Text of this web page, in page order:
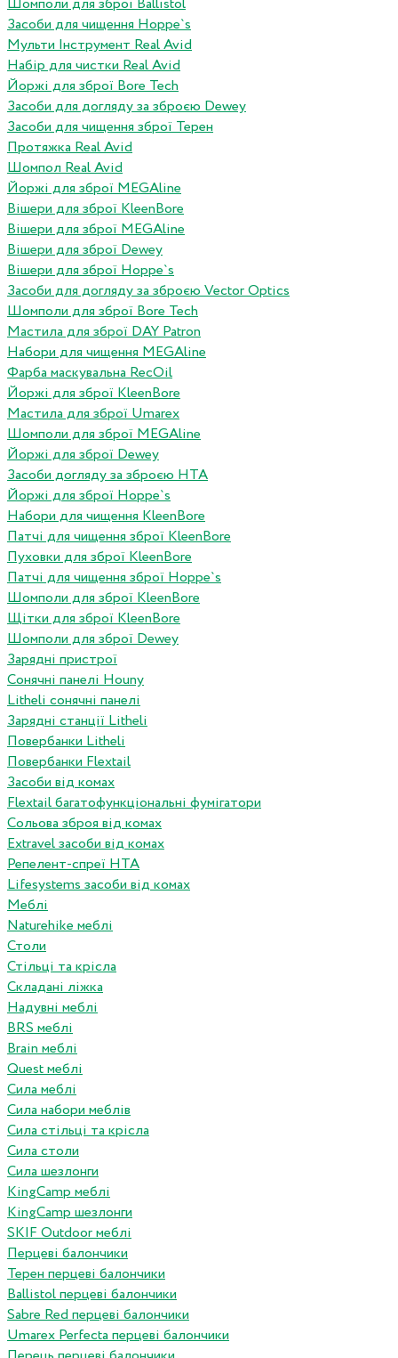
Шомполи для зброї Ballistol
Засоби для чищення Hoppe`s
Мульти Інструмент Real Avid
Набір для чистки Real Avid
Йоржі для зброї Bore Tech
Засоби для догляду за зброєю Dewey
Засоби для чищення зброї Терен
Протяжка Real Avid
Шомпол Real Avid
Йоржі для зброї MEGAline
Вішери для зброї KleenBore
Вішери для зброї MEGAline
Вішери для зброї Dewey
Вішери для зброї Hoppe`s
Засоби для догляду за зброєю Vector Optics
Шомполи для зброї Bore Tech
Мастила для зброї DAY Patron
Набори для чищення MEGAline
Фарба маскувальна RecOil
Йоржі для зброї KleenBore
Мастила для зброї Umarex
Шомполи для зброї MEGAline
Йоржі для зброї Dewey
Засоби догляду за зброєю HTA
Йоржі для зброї Hoppe`s
Набори для чищення KleenBore
Патчі для чищення зброї KleenBore
Пуховки для зброї KleenBore
Патчі для чищення зброї Hoppe`s
Шомполи для зброї KleenBore
Щітки для зброї KleenBore
Шомполи для зброї Dewey
Зарядні пристрої
Сонячні панелі Houny
Litheli сонячні панелі
Зарядні станції Litheli
Повербанки Litheli
Повербанки Flextail
Засоби від комах
Flextail багатофункціональні фумігатори
Сольова зброя від комах
Extravel засоби від комах
Репелент-спреї HTA
Lifesystems засоби від комах
Меблі
Naturehike меблі
Столи
Стільці та крісла
Складані ліжка
Надувні меблі
BRS меблі
Brain меблі
Quest меблі
Сила меблі
Сила набори меблів
Сила стільці та крісла
Сила столи
Сила шезлонги
KingCamp меблі
KingCamp шезлонги
SKIF Outdoor меблі
Перцеві балончики
Терен перцеві балончики
Ballistol перцеві балончики
Sabre Red перцеві балончики
Umarex Perfecta перцеві балончики